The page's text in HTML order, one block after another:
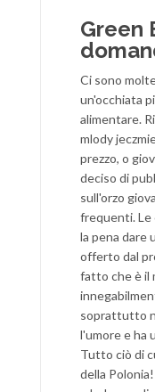
Green
Ci sono
un'occhiata
alimentare.
mlody
prezzo, o
deciso di
sull'orzo
frequenti. Le
la pena dare
offerto dal
fatto che è il
soprattutto
l'umore e ha
Tutto ciò di
della